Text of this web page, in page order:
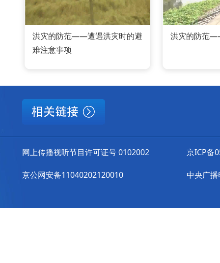
洪灾的防范——遭遇洪灾时的避
难注意事项
洪灾的防范
网上传播视听节目许可证号 0102002
京公网安备11040202120010
京ICP备
中央广